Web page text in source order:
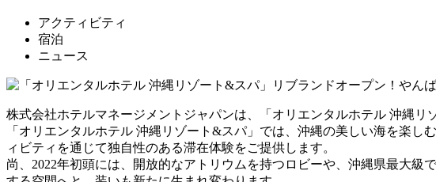
アクティビティ
宿泊
ニュース
株式会社ホテルマネージメントジャパンは、「オリエンタルホテル 沖縄リ
「オリエンタルホテル 沖縄リゾート&スパ」では、沖縄の美しい海を楽
ィビティを通じて独自性のある滞在体験をご提供します。
尚、2022年初頭には、開放的なアトリウムを持つロビーや、沖縄県最大